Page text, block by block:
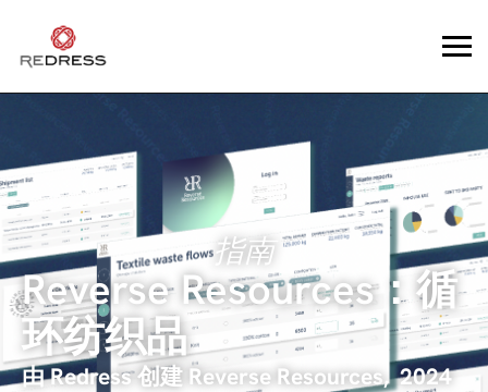
指南
Reverse Resources：循
环纺织品
由 Redress 创建 Reverse Resources, 2024